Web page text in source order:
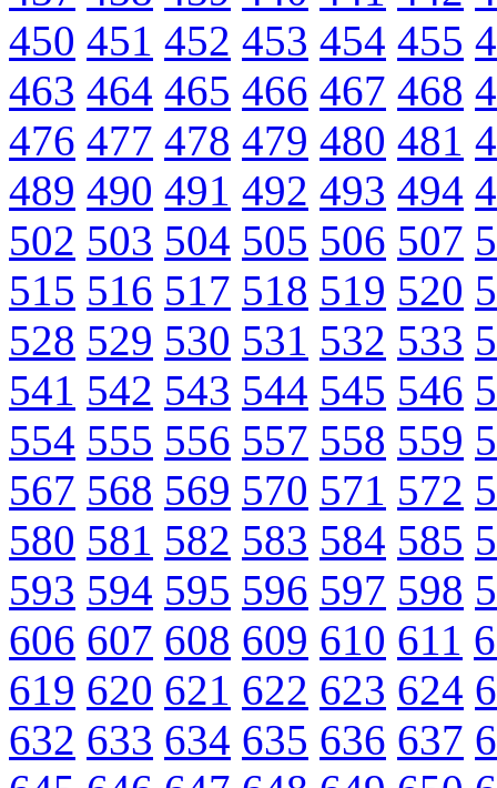
450 451 452 453 454 455
463 464 465 466 467 468
476 477 478 479 480 481
489 490 491 492 493 494
502 503 504 505 506 507
515 516 517 518 519 520
528 529 530 531 532 533
541 542 543 544 545 546
554 555 556 557 558 559
567 568 569 570 571 572
580 581 582 583 584 585
593 594 595 596 597 598
606 607 608 609 610 611
619 620 621 622 623 624
632 633 634 635 636 637